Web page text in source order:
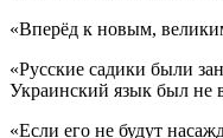
«Вперёд к новым,
«Русские садики были
Украинский язык был не
«Если его не будут